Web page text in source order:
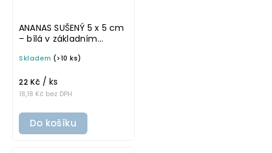
ANANAS SUŠENÝ 5 x 5 cm
– bílá v základním
samolepka na
Skladem (>10 ks)
18,18 Kč bez DPH
22 Kč / ks
Do košíku